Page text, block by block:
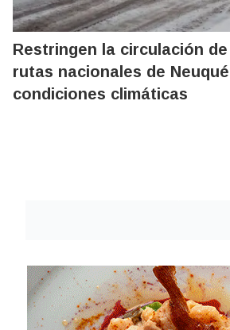
Restringen la circulación
rutas nacionales de
condiciones climáticas